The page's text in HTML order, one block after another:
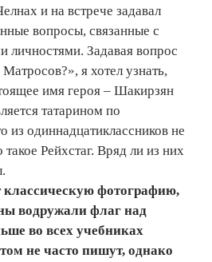
и на встрече задавал
вопросы, связанные с
личностями. Задавая вопрос
я хотел узнать,
имя героя – Шакирзян
татарином по
из одиннадцатиклассников не
такое Рейхстаг. Вряд ли из них
фотографию,
водружали флаг над
во всех учебниках
не часто пишут, однако